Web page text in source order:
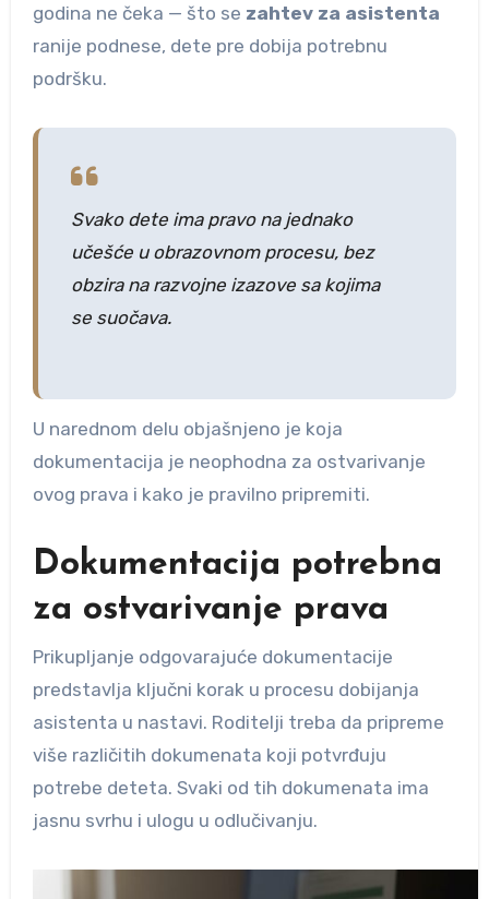
godina ne čeka — što se zahtev za asistenta
ranije podnese, dete pre dobija potrebnu
podršku.
Svako dete ima pravo na jednako
učešće u obrazovnom procesu, bez
obzira na razvojne izazove sa kojima
se suočava.
U narednom delu objašnjeno je koja
dokumentacija je neophodna za ostvarivanje
ovog prava i kako je pravilno pripremiti.
Dokumentacija potrebna
za ostvarivanje prava
Prikupljanje odgovarajuće dokumentacije
predstavlja ključni korak u procesu dobijanja
asistenta u nastavi. Roditelji treba da pripreme
više različitih dokumenata koji potvrđuju
potrebe deteta. Svaki od tih dokumenata ima
jasnu svrhu i ulogu u odlučivanju.